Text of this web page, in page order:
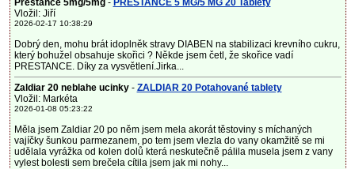
Prestance 5mg/5mg- PRESTANCE 5 MG/5 MG 20 Tablety
Vložil: Jiří
2026-02-17 10:38:29
Dobrý den, mohu brát idoplněk stravy DIABEN na stabilizaci krevního cukru,
který bohužel obsahuje skořici ? Někde jsem četl, že skořice vadí
PRESTANCE. Díky za vysvětlení.Jirka...
Zaldiar 20 neblahe ucinky- ZALDIAR 20 Potahované tablety
Vložil: Markéta
2026-01-08 05:23:22
Měla jsem Zaldiar 20 po něm jsem mela akorát těstoviny s míchaných
vajíčky šunkou parmezanem, po tem jsem vlezla do vany okamžitě se mi
udělala vyrážka od kolen dolů která neskutečně pálila musela jsem z vany
vylest bolesti sem brečela cítila jsem jak mi nohy...